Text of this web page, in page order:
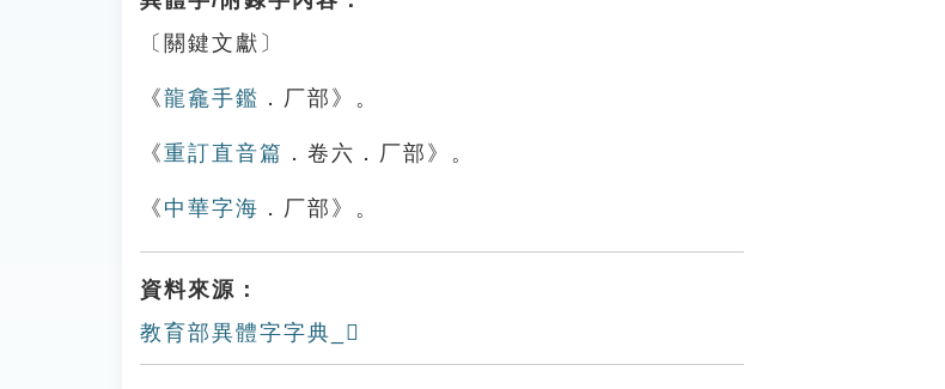
〔關鍵文獻〕
《龍龕手鑑 ．厂部》。
《重訂直音篇 ．卷六．厂部》。
《 中華字海 ．厂部》。
資料來源：
教育部異體字字典_𠪆